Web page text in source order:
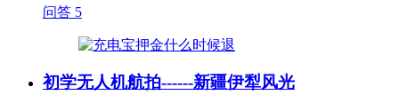
问答 5
初学无人机航拍------新疆伊犁风光